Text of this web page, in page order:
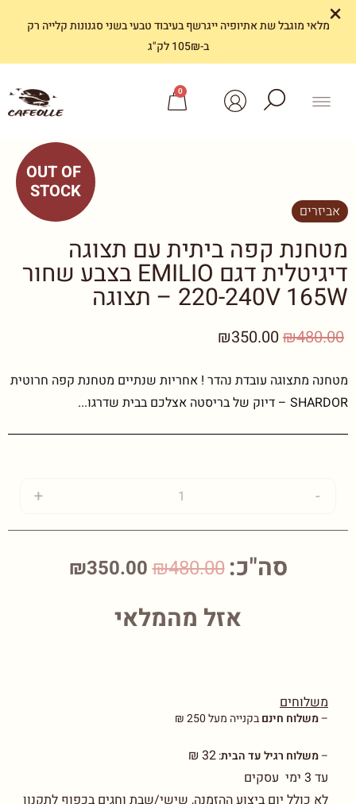
מלאי מוגבל שת אתיופיה ייגרשף בעיבוד טבעי בשני סגנונות קלייה רק
ב-105₪ לק"ג
×
0
OUT OF
STOCK
אביזרים
מטחנת קפה ביתית עם תצוגה
דיגיטלית דגם EMILIO בצבע שחור
220-240V 165W – תצוגה
₪480.00
₪350.00
מטחנה מתצוגה עובדת נהדר ! אחריות שנתיים מטחנת קפה חרוטית
SHARDOR – דיוק של בריסטה אצלכם בבית שדרגו...
-
+
סה"כ: ₪480.00
₪350.00
אזל מהמלאי
משלוחים
–משלוח חינםבקנייה מעל 250 ₪
–משלוח רגיל עד הבית:
32 ₪
עד 3 ימי עסקים
לא כולל יום ביצוע ההזמנה, שישי/שבת וחגים בכפוף לתקנון